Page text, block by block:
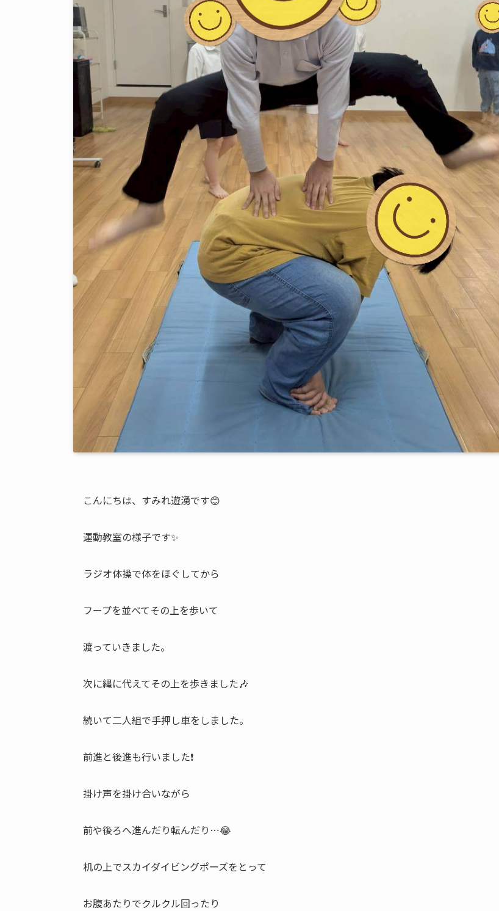
こんにちは、すみれ遊湧です😊
運動教室の様子です✨
ラジオ体操で体をほぐしてから
フープを並べてその上を歩いて
渡っていきました。
次に縄に代えてその上を歩きました🎶
続いて二人組で手押し車をしました。
前進と後進も行いました❗
掛け声を掛け合いながら
前や後ろへ進んだり転んだり⋯😂
机の上でスカイダイビングポーズをとって
お腹あたりでクルクル回ったり